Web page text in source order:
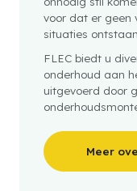
voor dat er geen
situaties
FLEC biedt u
onderhoud aan
uitgevoerd door
Meer